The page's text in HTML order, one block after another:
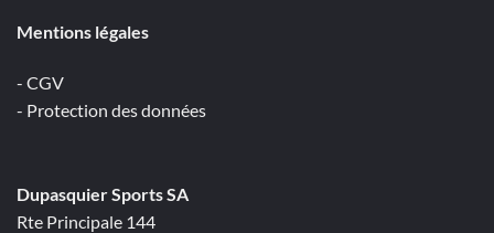
Mentions légales
- CGV
- Protection des données
Dupasquier Sports SA
Rte Principale 144